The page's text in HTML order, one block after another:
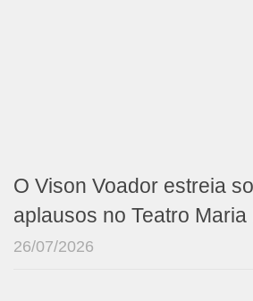
O Vison Voador estreia
aplausos no Teatro
26/07/2026